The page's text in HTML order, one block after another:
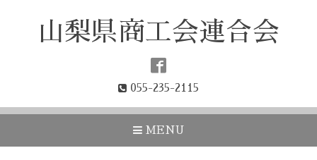
山梨県商工会連合会
055-235-2115
MENU